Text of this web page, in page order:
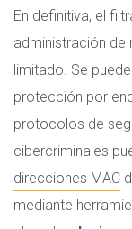
En definitiva, el
administración de
limitado. Se
protección por
protocolos de
cibercriminales
direcciones MAC
mediante